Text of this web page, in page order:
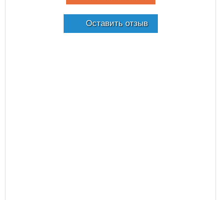
Оставить отзыв